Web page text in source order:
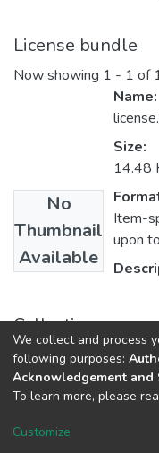
License bundle
Now showing 1 - 1 of
No
Thumbnail
Available
Name:
Size:
14.48
Item-
upon
Collections
Divulgación de la CTeI
DSpace software
Cookie
We collect and process
following purposes:
Acknowledgement and
To learn more, please
Customize